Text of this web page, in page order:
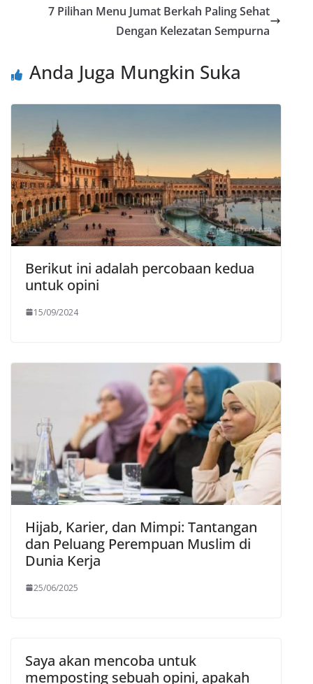
7 Pilihan Menu Jumat Berkah Paling Sehat
Dengan Kelezatan Sempurna
Anda Juga Mungkin Suka
Berikut ini adalah percobaan kedua
untuk opini
15/09/2024
Hijab, Karier, dan Mimpi: Tantangan
dan Peluang Perempuan Muslim di
Dunia Kerja
25/06/2025
Saya akan mencoba untuk
memposting sebuah opini, apakah